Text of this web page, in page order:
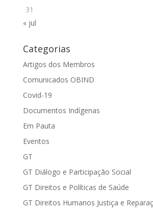
31
« jul
Categorias
Artigos dos Membros
Comunicados OBIND
Covid-19
Documentos Indígenas
Em Pauta
Eventos
GT
GT Diálogo e Participação Social
GT Direitos e Políticas de Saúde
GT Direitos Humanos Justiça e